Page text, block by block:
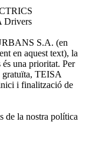
Drivers
S.A. (en
en aquest text), la
una prioritat. Per
gratuïta, TEISA
i finalització de
de la nostra política